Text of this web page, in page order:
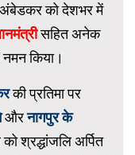
अंबेडकर को देशभर में
सहित अनेक
किया।
की प्रतिमा पर
औरनागपुर के
श्रद्धांजलि अर्पित